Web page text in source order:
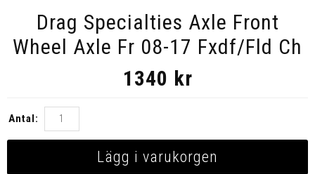
Drag Specialties Axle Front
Wheel Axle Fr 08-17 Fxdf/Fld Ch
1340 kr
Antal:
Lägg i varukorgen